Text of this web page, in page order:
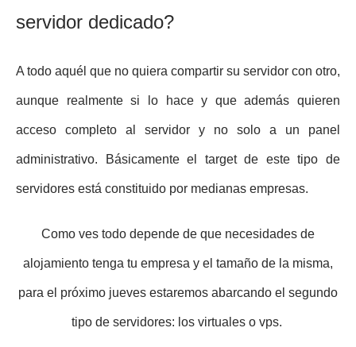
servidor dedicado?
A todo aquél que no quiera compartir su servidor con otro,
aunque realmente si lo hace y que además quieren
acceso completo al servidor y no solo a un panel
administrativo. Básicamente el target de este tipo de
servidores está constituido por medianas empresas.
Como ves todo depende de que necesidades de
alojamiento tenga tu empresa y el tamaño de la misma,
para el próximo jueves estaremos abarcando el segundo
tipo de servidores: los virtuales o vps.